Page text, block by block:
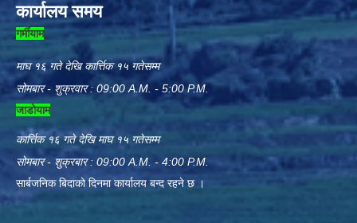
कार्यालय समय
गर्मीयाम
माघ १६ गते देखि कार्त्तिक १५ गतेसम्म
सोमबार - शुक्रवार : 09:00 A.M. - 5:00 P.M.
जाडोयाम
कार्त्तिक १६ गते देखि माघ १५ गतेसम्म
सोमबार - शुक्रबार : 09:00 A.M. - 4:00 P.M.
सार्बजनिक बिदाको दिनमा कार्यालय बन्द रहने छ ।